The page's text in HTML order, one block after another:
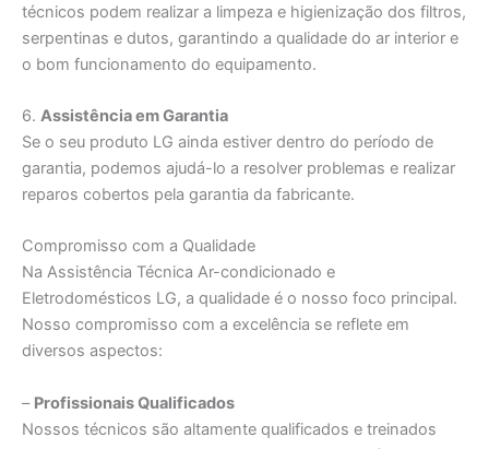
técnicos podem realizar a limpeza e higienização dos filtros,
serpentinas e dutos, garantindo a qualidade do ar interior e
o bom funcionamento do equipamento.
6. Assistência em Garantia
Se o seu produto LG ainda estiver dentro do período de
garantia, podemos ajudá-lo a resolver problemas e realizar
reparos cobertos pela garantia da fabricante.
Compromisso com a Qualidade
Na Assistência Técnica Ar-condicionado e
Eletrodomésticos LG, a qualidade é o nosso foco principal.
Nosso compromisso com a excelência se reflete em
diversos aspectos:
– Profissionais Qualificados
Nossos técnicos são altamente qualificados e treinados